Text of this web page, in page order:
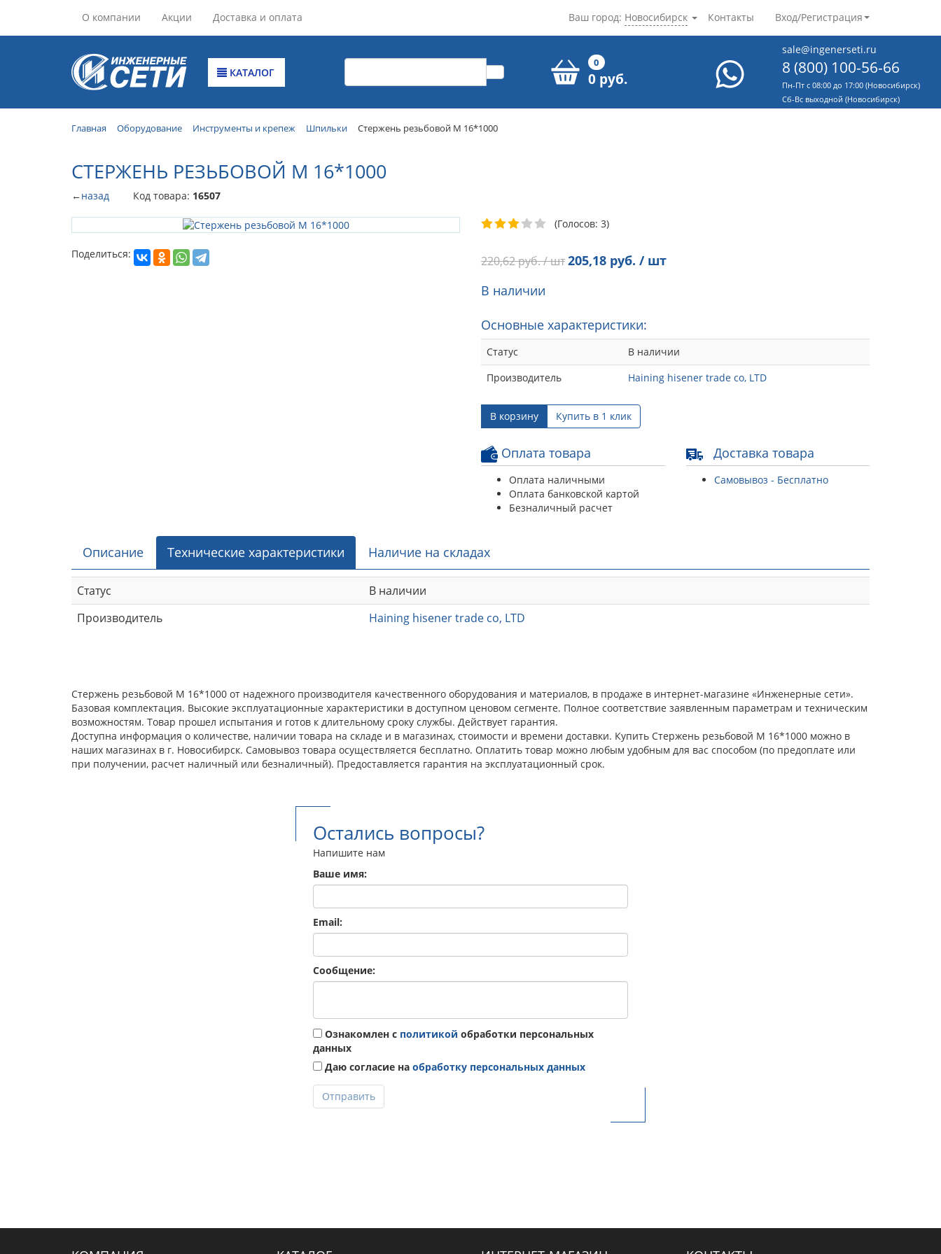
О компании Акции Доставка и оплата Контакты Вход/Регистрация
Ваш город: Новосибирск
КАТАЛОГ
0
0 руб.
sale@ingenerseti.ru
8 (800) 100-56-66
Пн-Пт с 08:00 до 17:00 (Новосибирск)
Cб-Вс выходной (Новосибирск)
Главная Оборудование Инструменты и крепеж Шпильки Стержень резьбовой М 16*1000
СТЕРЖЕНЬ РЕЗЬБОВОЙ М 16*1000
←назад Код товара: 16507
Поделиться:
(Голосов: 3)
220,62руб. / шт205,18 руб. / шт
В наличии
Основные характеристики:
Статус
В наличии
Производитель
Haining hisener trade co, LTD
В корзину Купить в 1 клик
Оплата товара
Оплата наличными
Оплата банковской картой
Безналичный расчет
Доставка товара
Самовывоз - Бесплатно
Описание Технические характеристики Наличие на складах
Статус
В наличии
Производитель
Haining hisener trade co, LTD
Стержень резьбовой М 16*1000 от надежного производителя качественного оборудования и материалов, в продаже в интернет-магазине «Инженерные сети».
Базовая комплектация. Высокие эксплуатационные характеристики в доступном ценовом сегменте. Полное соответствие заявленным параметрам и техническим
возможностям. Товар прошел испытания и готов к длительному сроку службы. Действует гарантия.
Доступна информация о количестве, наличии товара на складе и в магазинах, стоимости и времени доставки. Купить Стержень резьбовой М 16*1000 можно в
наших магазинах в г. Новосибирск. Самовывоз товара осуществляется бесплатно. Оплатить товар можно любым удобным для вас способом (по предоплате или
при получении, расчет наличный или безналичный). Предоставляется гарантия на эксплуатационный срок.
Остались вопросы?
Напишите нам
Ваше имя:
Email:
Сообщение:
Ознакомлен с политикой обработки персональных
данных
Даю согласие на обработку персональных данных
Отправить